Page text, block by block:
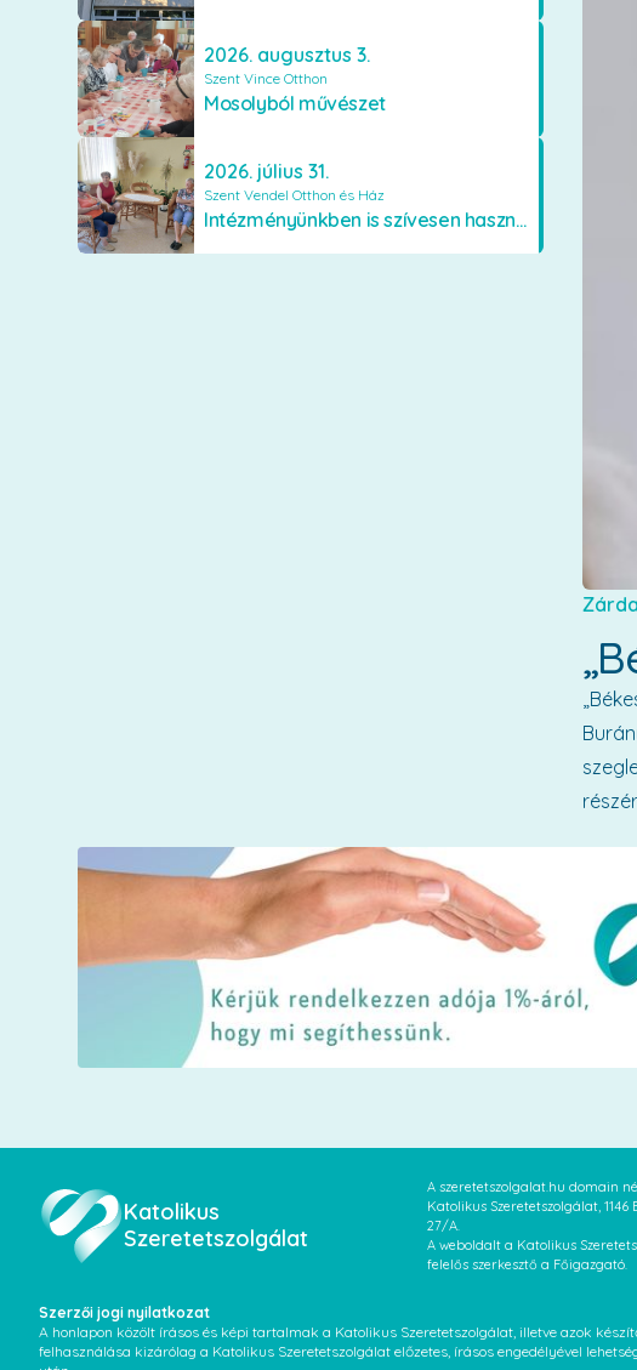
2026. augusztus 3.
Szent Vince Otthon
Mosolyból művészet
2026. július 31.
Szent Vendel Otthon és Ház
Intézményünkben is szívesen használják a VR szemüveget
Katolikus
Szeretetszolgálat
A szeretetszolgalat.hu domain
Katolikus Szeretetszolgálat,
27/A.
A weboldalt a Katolikus
felelős szerkesztő a Főigazgató.
Szerzői jogi nyilatkozat
A honlapon közölt írásos és képi tartalmak a Katolikus Szeretetszolgálat, illetve azok
felhasználása kizárólag a Katolikus Szeretetszolgálat előzetes, írásos engedélyével